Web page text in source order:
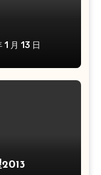
1 月 13 日